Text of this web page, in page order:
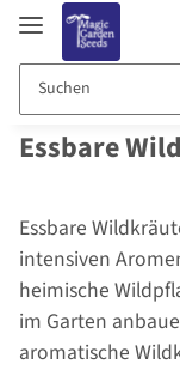
Essbare
Essbare
intensiven
heimische
im Garten
aromatische